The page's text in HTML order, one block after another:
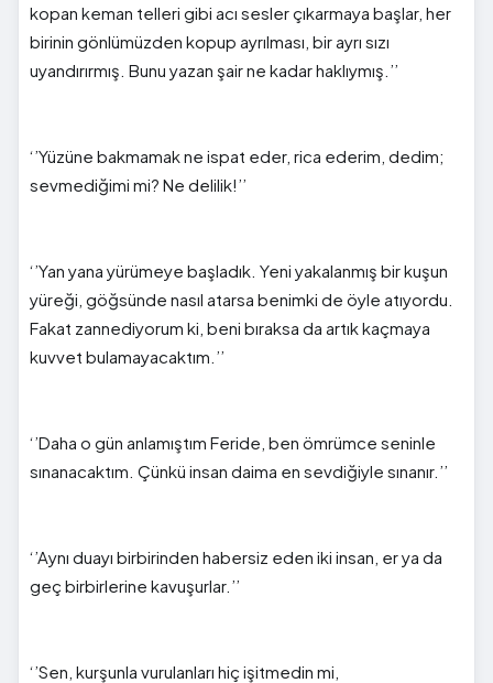
kopan keman telleri gibi acı sesler çıkarmaya başlar, her
birinin gönlümüzden kopup ayrılması, bir ayrı sızı
uyandırırmış . Bunu yazan şair ne kadar haklıymış.’’
‘’Yüzüne bakmamak ne ispat eder, rica ederim, dedim;
sevmediğimi mi? Ne delilik!’’
‘’Yan yana yürümeye başladık. Yeni yakalanmış bir kuşun
yüreği, göğsünde nasıl atarsa benimki de öyle atıyordu.
Fakat zannediyorum ki, beni bıraksa da artık kaçmaya
kuvvet bulamayacaktım.’’
‘’Daha o gün anlamıştım Feride, ben ömrümce seninle
sınanacaktım. Çünkü insan daima en sevdiğiyle sınanır.’’
‘’Aynı duayı birbirinden habersiz eden iki insan, er ya da
geç birbirlerine kavuşurlar.’’
‘’Sen, kurşunla vurulanları hiç işitmedin mi,